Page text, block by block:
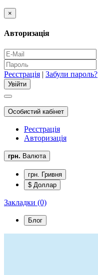
×
Авторизація
Реєстрація | Забули пароль?
Особистий кабінет
Реєстрація
Авторизація
грн. Валюта
грн. Гривня
$ Доллар
Закладки (0)
Блог